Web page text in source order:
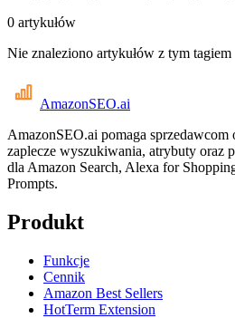
0 artykułów
Nie znaleziono artykułów z tym tagiem
AmazonSEO.ai
AmazonSEO.ai pomaga sprzedawcom
zaplecze wyszukiwania, atrybuty oraz
dla Amazon Search, Alexa for
Prompts.
Produkt
Funkcje
Cennik
Amazon Best Sellers
HotTerm Extension